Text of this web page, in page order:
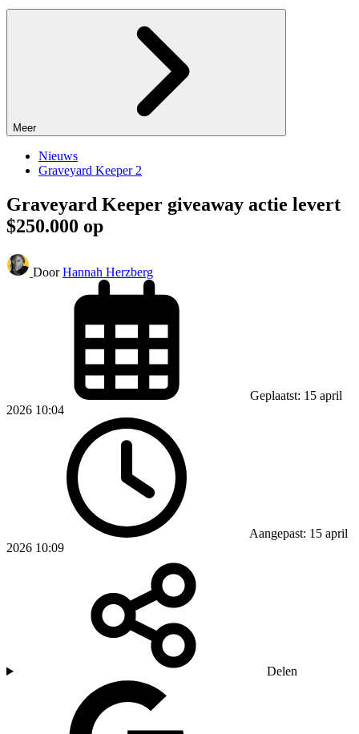
Meer
Nieuws
Graveyard Keeper 2
Graveyard Keeper giveaway actie levert
$250.000 op
Door Hannah Herzberg
Geplaatst: 15 april
2026 10:04
Aangepast: 15 april
2026 10:09
Delen